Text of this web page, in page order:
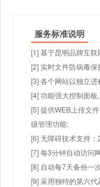
服务标准说明
[1] 基于昆明品牌互
[2] 实时文件防病毒
[3] 各个网站以独立
[4] 功能强大控制面
[5] 提供WEB上传文
级管理功能;
[6] 无障碍技术支持：
[7] 每3分钟自动访问
[8] 自动每7天备份一
[9] 采用独特的第六